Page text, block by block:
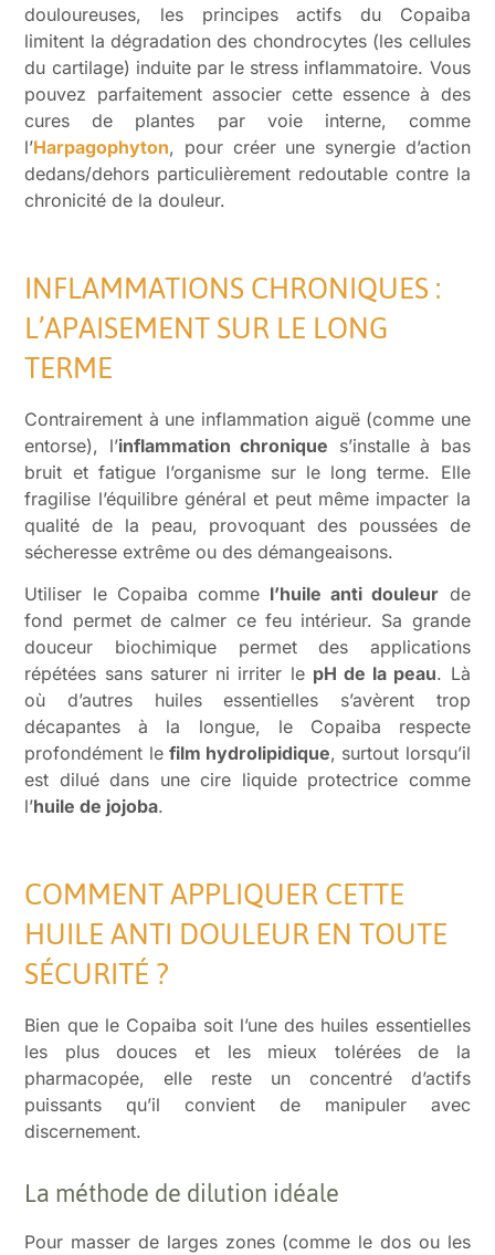
douloureuses, les principes actifs du Copaiba
limitent la dégradation des chondrocytes (les cellules
du cartilage) induite par le stress inflammatoire. Vous
pouvez parfaitement associer cette essence à des
cures de plantes par voie interne, comme
l’Harpagophyton, pour créer une synergie d’action
dedans/dehors particulièrement redoutable contre la
chronicité de la douleur.
INFLAMMATIONS CHRONIQUES :
L’APAISEMENT SUR LE LONG
TERME
Contrairement à une inflammation aiguë (comme une
entorse), l’inflammation chronique s’installe à bas
bruit et fatigue l’organisme sur le long terme. Elle
fragilise l’équilibre général et peut même impacter la
qualité de la peau, provoquant des poussées de
sécheresse extrême ou des démangeaisons.
Utiliser le Copaiba comme l’huile anti douleur de
fond permet de calmer ce feu intérieur. Sa grande
douceur biochimique permet des applications
répétées sans saturer ni irriter le pH de la peau. Là
où d’autres huiles essentielles s’avèrent trop
décapantes à la longue, le Copaiba respecte
profondément le film hydrolipidique, surtout lorsqu’il
est dilué dans une cire liquide protectrice comme
l’huile de jojoba.
COMMENT APPLIQUER CETTE
HUILE ANTI DOULEUR EN TOUTE
SÉCURITÉ ?
Bien que le Copaiba soit l’une des huiles essentielles
les plus douces et les mieux tolérées de la
pharmacopée, elle reste un concentré d’actifs
puissants qu’il convient de manipuler avec
discernement.
La méthode de dilution idéale
Pour masser de larges zones (comme le dos ou les